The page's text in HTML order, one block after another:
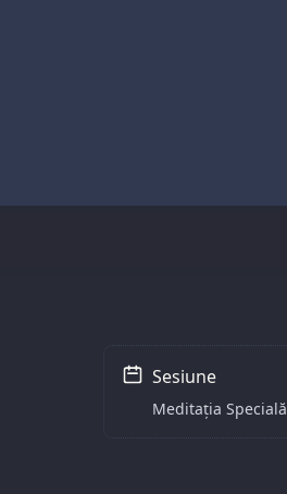
Sesiune
Meditația Specială